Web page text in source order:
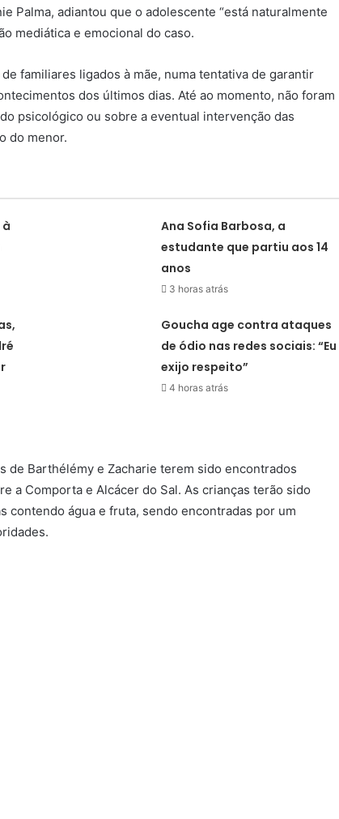
Palma, adiantou que o adolescente “está naturalmente
mediática e emocional do caso.
familiares ligados à mãe, numa tentativa de garantir
dos últimos dias. Até ao momento, não foram
psicológico ou sobre a eventual intervenção das
do menor.
Ana Sofia Barbosa, a
estudante que partiu aos 14
anos
3 horas atrás
Goucha age contra ataques
de ódio nas redes sociais: “Eu
exijo respeito”
4 horas atrás
de Barthélémy e Zacharie terem sido encontrados
a Comporta e Alcácer do Sal. As crianças terão sido
contendo água e fruta, sendo encontradas por um